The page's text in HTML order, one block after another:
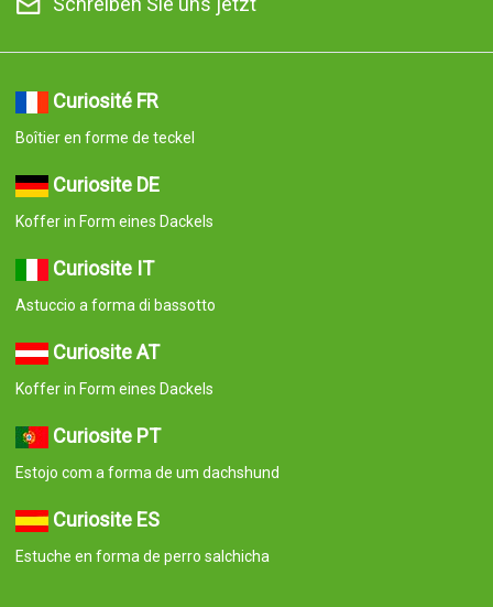
Curiosité FR
Boîtier en forme de teckel
Curiosite DE
Koffer in Form eines Dackels
Curiosite IT
Astuccio a forma di bassotto
Curiosite AT
Koffer in Form eines Dackels
Curiosite PT
Estojo com a forma de um dachshund
Curiosite ES
Estuche en forma de perro salchicha